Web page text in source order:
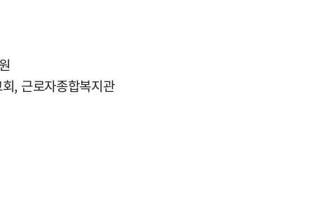
, 근로자종합복지관